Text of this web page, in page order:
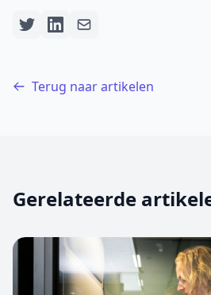
Terug naar artikelen
Gerelateerde